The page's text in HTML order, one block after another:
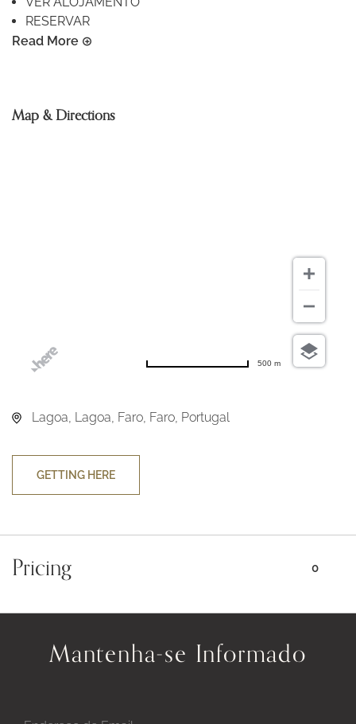
RESERVAR
Read More
Map & Directions
500 m
Lagoa, Lagoa, Faro, Faro, Portugal
GETTING HERE
CLICK
ON
HERE
Pricing 0
Mantenha-se Informado